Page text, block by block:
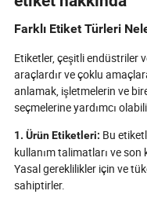
yenilikler izlenebilirlik,
mücadele ve tüketici
Tedarik zincirleri
geldikçe ve alıcılar
dayanıklılık talep
yapışkan etiket artık
değiştirici haline
uyumluluk,
çevresel sorumluluk
kurmaktadır. Bu
kahramanların
kurallarını nasıl
Farklı Etiket Türleri
Etiketler, çeşitli endüstriler
araçlardır ve çoklu
anlamak, işletmelerin ve
seçmelerine yardımcı
1. Ürün Etiketleri: Bu
kullanım talimatları ve
Yasal gereklilikler için ve
sahiptirler.